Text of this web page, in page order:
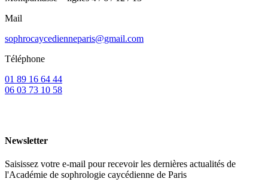
Mail
sophrocaycedienneparis@gmail.com
Téléphone
01 89 16 64 44
06 03 73 10 58
Newsletter
Saisissez votre e-mail pour recevoir les dernières actualités de
l'Académie de sophrologie caycédienne de Paris